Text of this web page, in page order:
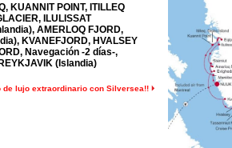
KUANNIT POINT, ITILLEQ
ILULISSAT
AMERLOQ FJORD,
KVANEFJORD, HVALSEY
Navegación -2 días-,
(Islandia)
de lujo extraordinario con Silversea!!